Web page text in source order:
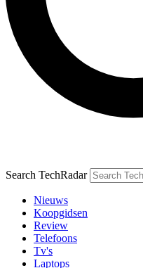
Search TechRadar
Nieuws
Koopgidsen
Review
Telefoons
Tv's
Laptops